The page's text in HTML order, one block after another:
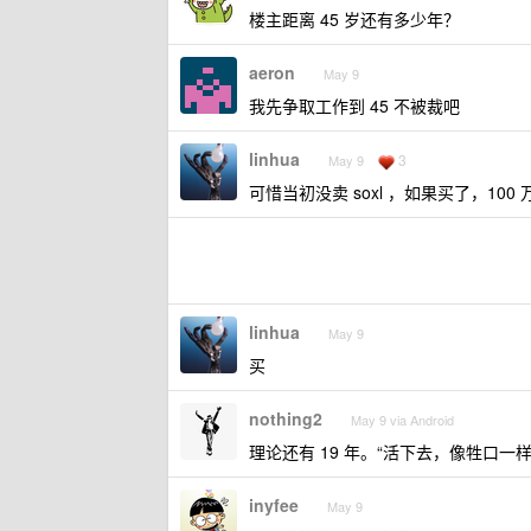
楼主距离 45 岁还有多少年？
aeron May 9
我先争取工作到 45 不被裁吧
linhua May 9 3
可惜当初没卖 soxl ，如果买了，100
linhua May 9
买
nothing2 May 9 via Android
理论还有 19 年。“活下去，像牲口一样
inyfee May 9